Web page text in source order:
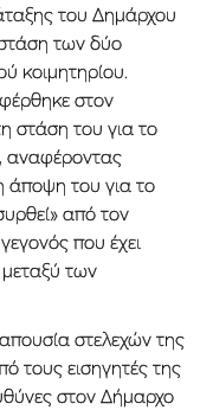
του Δημάρχου
των δύο
κοιμητηρίου.
στον
στάση του για το
αναφέροντας
άποψη του για το
από τον
που έχει
μεταξύ των
στελεχών της
τους εισηγητές της
στον Δήμαρχο